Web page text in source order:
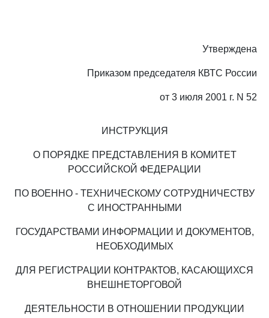
Утверждена
Приказом председателя КВТС России
от 3 июля 2001 г. N 52
ИНСТРУКЦИЯ
О ПОРЯДКЕ ПРЕДСТАВЛЕНИЯ В КОМИТЕТ
РОССИЙСКОЙ ФЕДЕРАЦИИ
ПО ВОЕННО - ТЕХНИЧЕСКОМУ СОТРУДНИЧЕСТВУ
С ИНОСТРАННЫМИ
ГОСУДАРСТВАМИ ИНФОРМАЦИИ И ДОКУМЕНТОВ,
НЕОБХОДИМЫХ
ДЛЯ РЕГИСТРАЦИИ КОНТРАКТОВ, КАСАЮЩИХСЯ
ВНЕШНЕТОРГОВОЙ
ДЕЯТЕЛЬНОСТИ В ОТНОШЕНИИ ПРОДУКЦИИ